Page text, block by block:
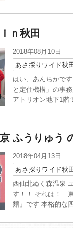
ｎ秋田
2018年08月10日
あさ採りワイド秋
はい、あんちかで
と定住機構」の事
アトリオン地下1階
ふうりゅう
2018年04月13日
あさ採りワイド秋
西仙北ぬく森温泉
す！！ それは！ 東
麵」です 本格的な